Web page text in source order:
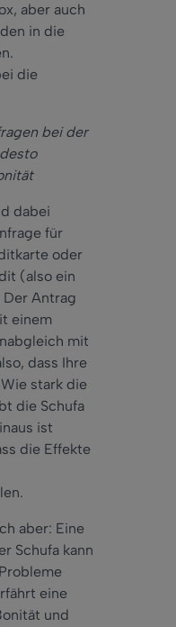
aber auch
in die
die
bei der
dabei
für
oder
(also ein
Antrag
einem
mit
dass Ihre
stark die
die Schufa
ist
die Effekte
aber: Eine
Schufa kann
eine
und